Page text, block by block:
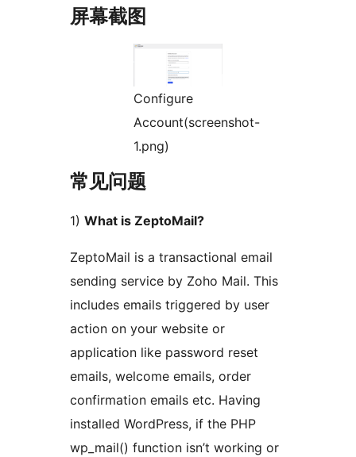
屏幕截图
Configure
Account(screenshot-
1.png)
常见问题
1) What is ZeptoMail?
ZeptoMail is a transactional email
sending service by Zoho Mail. This
includes emails triggered by user
action on your website or
application like password reset
emails, welcome emails, order
confirmation emails etc. Having
installed WordPress, if the PHP
wp_mail() function isn’t working or